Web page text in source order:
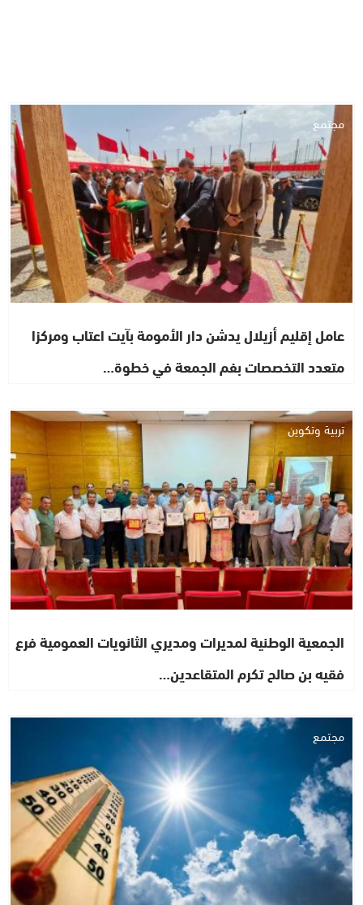
مجتمع
عامل إقليم أزيلال يدشن دار الأمومة بآيت اعتاب ومركزا
متعدد التخصصات بفم الجمعة في خطوة…
تربية وتكوين
الجمعية الوطنية لمديرات ومديري الثانويات العمومية فرع
فقيه بن صالح تكرم المتقاعدين…
مجتمع